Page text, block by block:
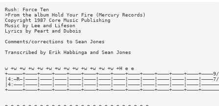
Rush: Force Ten
>From the album Hold Your Fire (Mercury Records)
Copyright 1987 Core Music Publishing
Music by Lee and Lifeson
Lyrics by Peart and Dubois
Comments/corrections to Sean Jones
Transcribed by Erik Habbinga and Sean Jones
w +w +w +w +w +w +w +w +w +w +w +w +w +H e e